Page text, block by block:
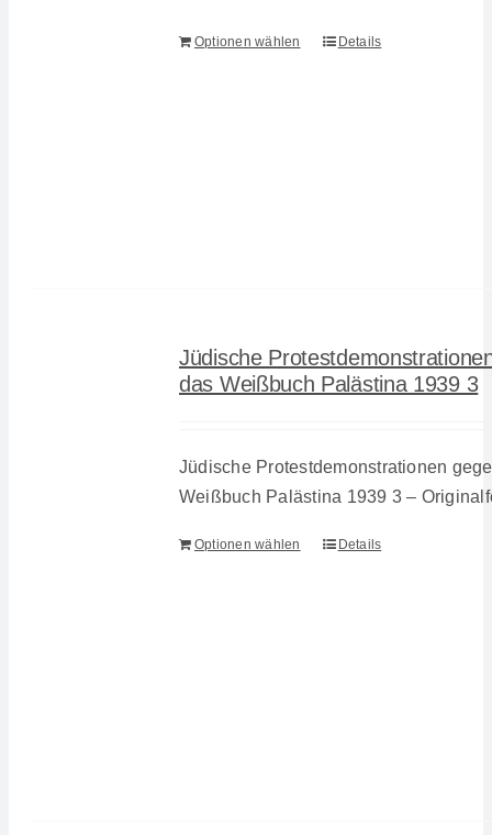
Optionen wählen Details
Jüdische
das Weißbuch Palästina 1939 3
Jüdische Protestdemonstrationen
Weißbuch Palästina 1939 3 –
Optionen wählen Details